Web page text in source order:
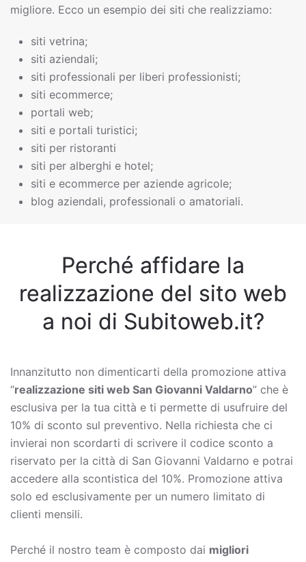
migliore. Ecco un esempio dei siti che realizziamo:
siti vetrina;
siti aziendali;
siti professionali per liberi professionisti;
siti ecommerce;
portali web;
siti e portali turistici;
siti per ristoranti
siti per alberghi e hotel;
siti e ecommerce per aziende agricole;
blog aziendali, professionali o amatoriali.
Perché affidare la
realizzazione del sito web
a noi di Subitoweb.it?
Innanzitutto non dimenticarti della promozione attiva
“realizzazione siti web San Giovanni Valdarno” che è
esclusiva per la tua città e ti permette di usufruire del
10% di sconto sul preventivo. Nella richiesta che ci
invierai non scordarti di scrivere il codice sconto a
riservato per la città di San Giovanni Valdarno e potrai
accedere alla scontistica del 10%. Promozione attiva
solo ed esclusivamente per un numero limitato di
clienti mensili.
Perché il nostro team è composto dai migliori